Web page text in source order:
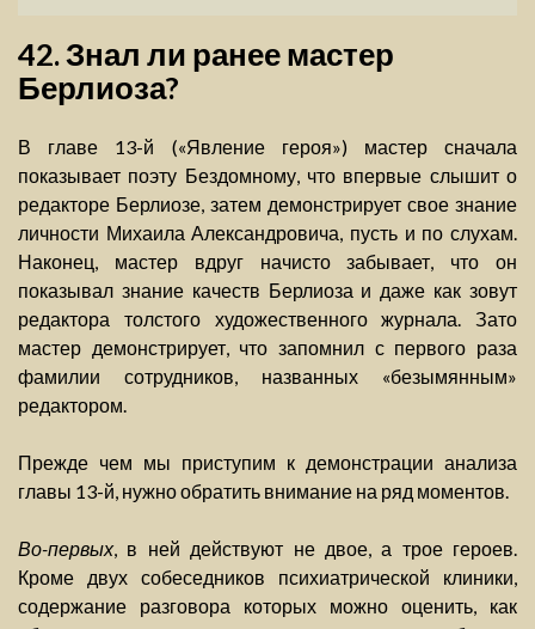
42. Знал ли ранее мастер
Берлиоза?
В главе 13-й («Явление героя») мастер сначала
показывает поэту Бездомному, что впервые слышит о
редакторе Берлиозе, затем демонстрирует свое знание
личности Михаила Александровича, пусть и по слухам.
Наконец, мастер вдруг начисто забывает, что он
показывал знание качеств Берлиоза и даже как зовут
редактора толстого художественного журнала. Зато
мастер демонстрирует, что запомнил с первого раза
фамилии сотрудников, названных «безымянным»
редактором.
Прежде чем мы приступим к демонстрации анализа
главы 13-й, нужно обратить внимание на ряд моментов.
Во-первых, в ней действуют не двое, а трое героев.
Кроме двух собеседников психиатрической клиники,
содержание разговора которых можно оценить, как